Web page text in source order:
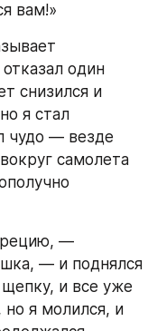
вам!»
один
снизился и
я стал
чудо — везде
самолета
—
— и поднялся
и все уже
я молился, и